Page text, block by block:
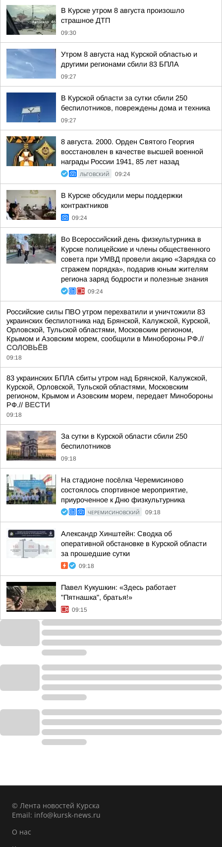
В Курске утром 8 августа произошло
страшное ДТП
09:30
Утром 8 августа над Курской областью и
другими регионами сбили 83 БПЛА
09:27
В Курской области за сутки сбили 250
беспилотников, повреждены дома и техника
09:27
8 августа. 2000. Орден Святого Георгия
восстановлен в качестве высшей военной
награды России 1941, 85 лет назад
ЛЬГОВСКИЙ 09:24
В Курске обсудили меры поддержки
контрактников
09:24
Во Всероссийский день физкультурника в
Курске полицейские и члены общественного
совета при УМВД провели акцию «Зарядка со
стражем порядка», подарив юным жителям
региона заряд бодрости и полезные знания
09:24
Российские силы ПВО утром перехватили и уничтожили 83
украинских беспилотника над Брянской, Калужской, Курской,
Орловской, Тульской областями, Московским регионом,
Крымом и Азовским морем, сообщили в Минобороны РФ.//
СОЛОВЬЁВ
09:18
83 украинских БПЛА сбиты утром над Брянской, Калужской,
Курской, Орловской, Тульской областями, Московским
регионом, Крымом и Азовским морем, передает Минобороны
РФ.// ВЕСТИ
09:18
За сутки в Курской области сбили 250
беспилотников
09:18
На стадионе посёлка Черемисиново
состоялось спортивное мероприятие,
приуроченное к Дню физкультурника
ЧЕРЕМИСИНОВСКИЙ 09:18
Александр Хинштейн: Сводка об
оперативной обстановке в Курской области
за прошедшие сутки
09:18
Павел Кукушкин: «Здесь работает
"Пятнашка", братья!»
09:15
© Лента новостей Курска
Email: info@kursk-news.ru
О нас